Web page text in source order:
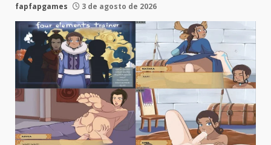
fapfapgames 3 de agosto de 2026